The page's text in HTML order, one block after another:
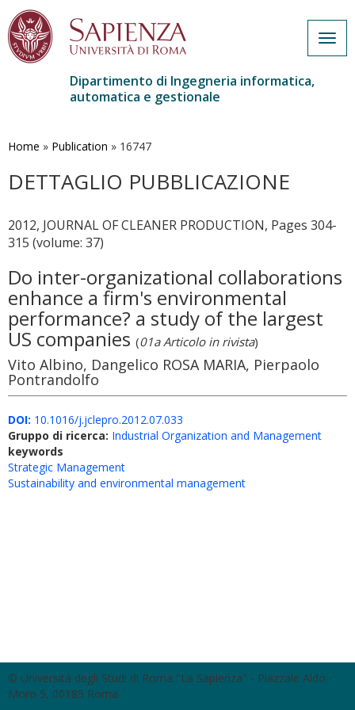
contenuto
Dipartimento di Ingegneria informatica,
automatica e gestionale
Home » Publication » 16747
DETTAGLIO PUBBLICAZIONE
2012, JOURNAL OF CLEANER PRODUCTION, Pages 304-
315 (volume: 37)
Do inter-organizational collaborations
enhance a firm's environmental
performance? a study of the largest
US companies (01a Articolo in rivista)
Vito Albino, Dangelico ROSA MARIA, Pierpaolo
Pontrandolfo
DOI: 10.1016/j.jclepro.2012.07.033
Gruppo di ricerca: Industrial Organization and Management
keywords
Strategic Management
Sustainability and environmental management
© Università degli Studi di Roma "La Sapienza" - Piazzale Aldo
Moro 5, 00185 Roma